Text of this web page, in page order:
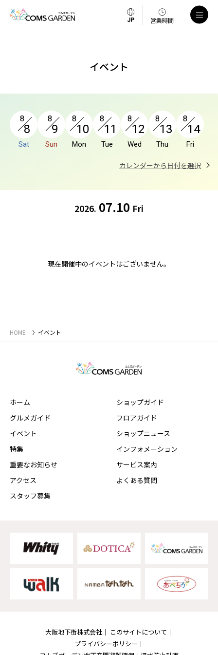
営業時間
イベント
8
8
Sat
8
9
Sun
8
10
Mon
8
11
Tue
8
12
Wed
8
13
Thu
8
14
Fri
カレンダーから日付を選択
2026. 07.10 Fri
現在開催中のイベントはございません。
HOME イベント
ホーム
グルメガイド
イベント
特集
重要なお知らせ
アクセス
スタッフ募集
ショップガイド
フロアガイド
ショップニュース
インフォメーション
サービス案内
よくある質問
大阪地下街株式会社
このサイトについて
プライバシーポリシー